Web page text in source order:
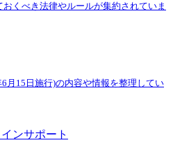
くべき法律やルールが集約されていま
月15日施行)の内容や情報を整理してい
ンサポート